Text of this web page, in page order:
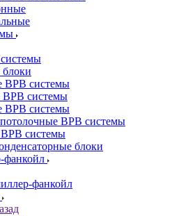
ВРВ системы
ВРВ системы
ВРВ системы
ВРВ системы
системы
блоки
фанкойл
фанкойл